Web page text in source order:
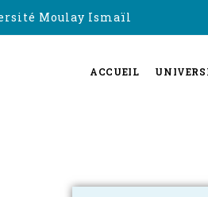
Moulay Ismaïl
ACCUEIL